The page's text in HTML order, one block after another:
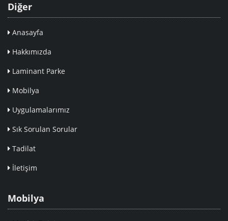
Diğer
Anasayfa
Hakkımızda
Laminant Parke
Mobilya
Uygulamalarımız
Sık Sorulan Sorular
Tadilat
İletişim
Mobilya